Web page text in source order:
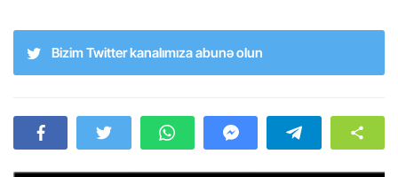
Bizim Twitter kanalımıza abunə olun